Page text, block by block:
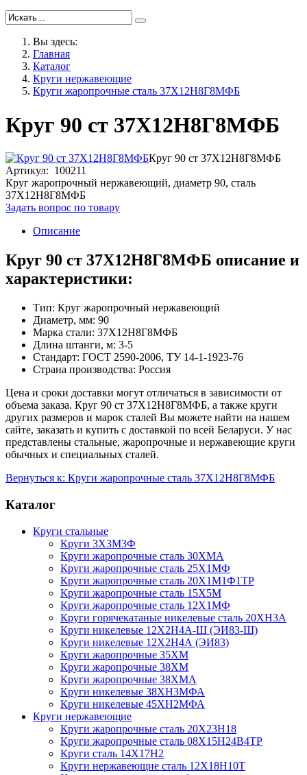
Вы здесь:
Главная
Каталог
Круги нержавеющие
Круги жаропрочные сталь 37Х12Н8Г8МФБ
Круг 90 ст 37Х12Н8Г8МФБ
Круг 90 ст 37Х12Н8Г8МФБ
Артикул: 100211
Круг жаропрочный нержавеющий, диаметр 90, сталь
37Х12Н8Г8МФБ
Задать вопрос по товару
Описание
Круг 90 ст 37Х12Н8Г8МФБ описание и
характеристики:
Тип: Круг жаропрочный нержавеющий
Диаметр, мм: 90
Марка стали: 37Х12Н8Г8МФБ
Длина штанги, м: 3-5
Стандарт: ГОСТ 2590-2006, ТУ 14-1-1923-76
Страна производства: Россия
Цена и сроки доставки могут отличаться в зависимости от
объема заказа. Круг 90 ст 37Х12Н8Г8МФБ, а также круги
других размеров и марок сталей Вы можете найти на нашем
сайте, заказать и купить с доставкой по всей Беларуси. У нас
представлены стальные, жаропрочные и нержавеющие круги
обычных и специальных сталей.
Вернуться к: Круги жаропрочные сталь 37Х12Н8Г8МФБ
Каталог
Круги стальные
Круги 3Х3М3Ф
Круги жаропрочные сталь 30ХМА
Круги жаропрочные сталь 25Х1МФ
Круги жаропрочные сталь 20Х1М1Ф1ТР
Круги жаропрочные сталь 15Х5М
Круги жаропрочные сталь 12Х1МФ
Круги горячекатаные никелевые сталь 20ХН3А
Круги никелевые 12Х2Н4А-Ш (ЭИ83-Ш)
Круги никелевые 12Х2Н4А (ЭИ83)
Круги жаропрочные 35ХМ
Круги жаропрочные 38ХМ
Круги жаропрочные 38ХМА
Круги никелевые 38XH3MФА
Круги никелевые 45ХН2МФА
Круги нержавеющие
Круги жаропрочные сталь 20Х23Н18
Круги жаропрочные сталь 08Х15Н24В4ТР
Круги сталь 14Х17Н2
Круги нержавеющие сталь 12Х18Н10Т